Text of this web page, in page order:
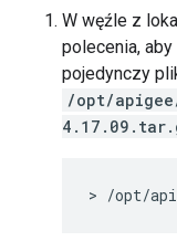
W węźle z
polecenia,
pojedynczy
/opt/
> /opt/